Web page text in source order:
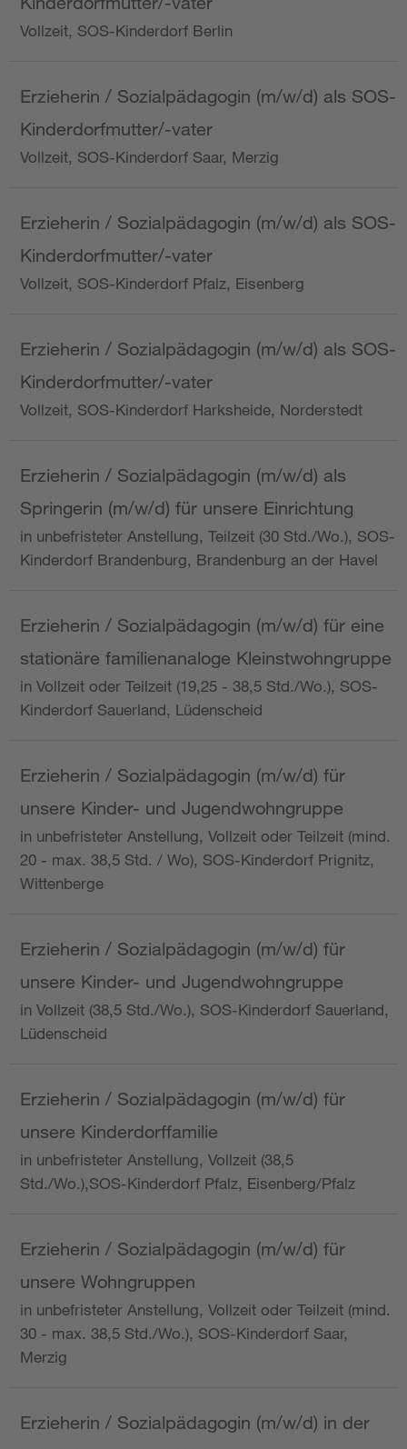
Vollzeit, SOS-Kinderdorf Berlin
Erzieherin / Sozialpädagogin (m/w/d) als SOS-
Kinderdorfmutter/-vater
Vollzeit, SOS-Kinderdorf Saar, Merzig
Erzieherin / Sozialpädagogin (m/w/d) als SOS-
Kinderdorfmutter/-vater
Vollzeit, SOS-Kinderdorf Pfalz, Eisenberg
Erzieherin / Sozialpädagogin (m/w/d) als SOS-
Kinderdorfmutter/-vater
Vollzeit, SOS-Kinderdorf Harksheide, Norderstedt
Erzieherin / Sozialpädagogin (m/w/d) als
Springerin (m/w/d) für unsere Einrichtung
in unbefristeter Anstellung, Teilzeit (30 Std./Wo.), SOS-
Kinderdorf Brandenburg, Brandenburg an der Havel
Erzieherin / Sozialpädagogin (m/w/d) für eine
stationäre familienanaloge Kleinstwohngruppe
in Vollzeit oder Teilzeit (19,25 - 38,5 Std./Wo.), SOS-
Kinderdorf Sauerland, Lüdenscheid
Erzieherin / Sozialpädagogin (m/w/d) für
unsere Kinder- und Jugendwohngruppe
in unbefristeter Anstellung, Vollzeit oder Teilzeit (mind.
20 - max. 38,5 Std. / Wo), SOS-Kinderdorf Prignitz,
Wittenberge
Erzieherin / Sozialpädagogin (m/w/d) für
unsere Kinder- und Jugendwohngruppe
in Vollzeit (38,5 Std./Wo.), SOS-Kinderdorf Sauerland,
Lüdenscheid
Erzieherin / Sozialpädagogin (m/w/d) für
unsere Kinderdorffamilie
in unbefristeter Anstellung, Vollzeit (38,5
Std./Wo.),SOS-Kinderdorf Pfalz, Eisenberg/Pfalz
Erzieherin / Sozialpädagogin (m/w/d) für
unsere Wohngruppen
in unbefristeter Anstellung, Vollzeit oder Teilzeit (mind.
30 - max. 38,5 Std./Wo.), SOS-Kinderdorf Saar,
Merzig
Erzieherin / Sozialpädagogin (m/w/d) in der